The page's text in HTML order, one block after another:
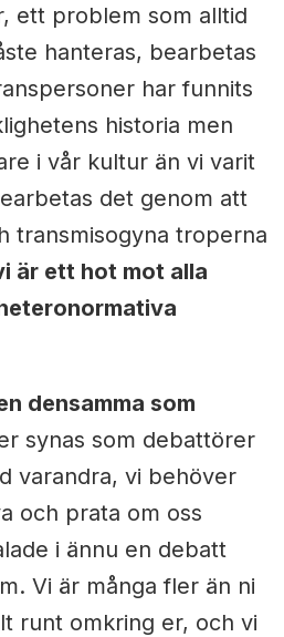
ett problem som alltid
hanteras, bearbetas
har funnits
historia men
i vår kultur än vi varit
det genom att
transmisogyna troperna
är ett hot mot alla
densamma som
synas som debattörer
varandra, vi behöver
och prata om oss
i ännu en debatt
Vi är många fler än ni
runt omkring er, och vi